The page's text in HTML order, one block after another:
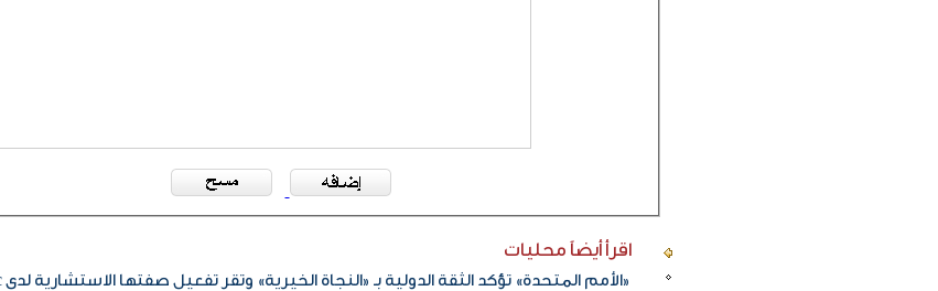
اقرأ أيضاً محليات
«الأمم المتحدة» تؤكد الثقة الدولية بـ «النجاة الخيرية» وتقر تفعيل صفتها الاستشارية لدى ecosoc